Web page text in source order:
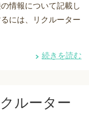
情報について記載し
には、リクルーター
続きを読む
ルーター